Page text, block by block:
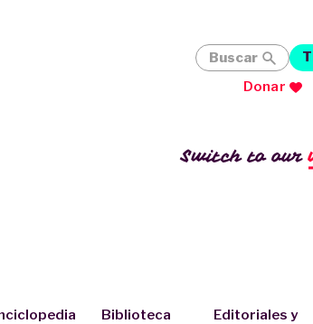
Switch to our
Biblioteca
Editoriales y
Buscar
Donar